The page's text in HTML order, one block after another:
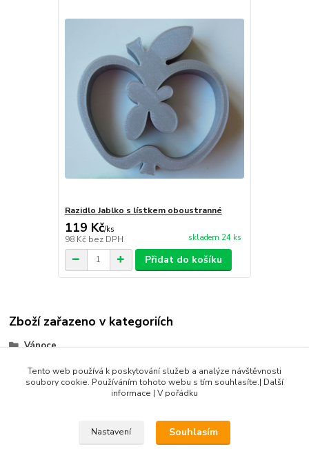
Razidlo Jablko s lístkem oboustranné
119 Kč/ks
98 Kč bez DPH skladem 24 ks
Přidat do košíku
Zboží zařazeno v kategoriích
Vánoce
Rostliny a květiny
Listy, lístečky a větvičky
Tento web používá k poskytování služeb a analýze návštěvnosti
soubory cookie. Používáním tohoto webu s tím souhlasíte.| Další
informace | V pořádku
Nastavení Souhlasím